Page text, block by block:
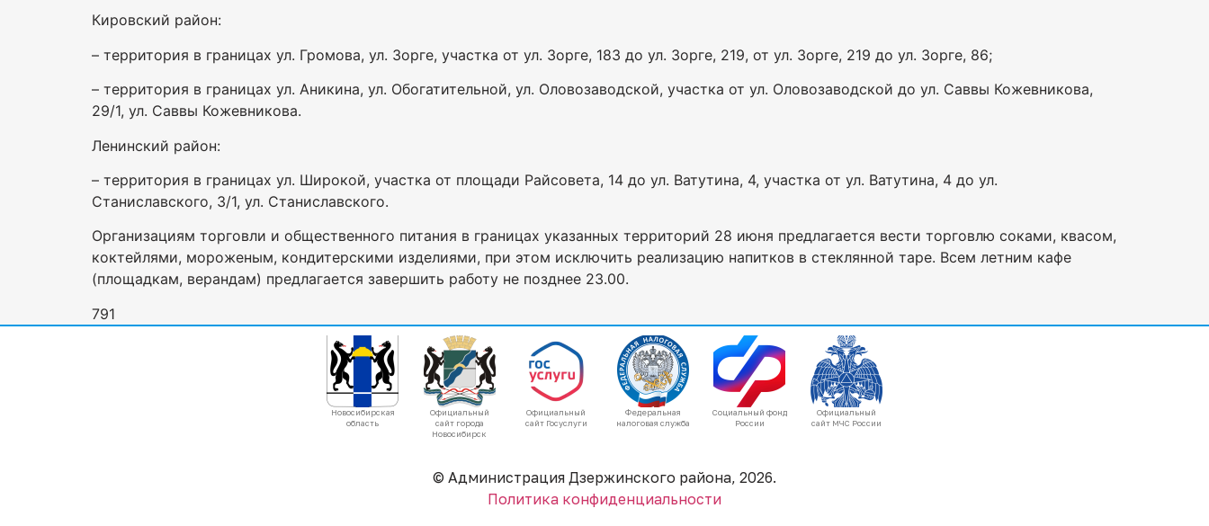
Кировский район:
– территория в границах ул. Громова, ул. Зорге, участка от ул. Зорге, 183 до ул. Зорге, 219, от ул. Зорге, 219 до ул. Зорге, 86;
– территория в границах ул. Аникина, ул. Обогатительной, ул. Оловозаводской, участка от ул. Оловозаводской до ул. Саввы Кожевникова,
29/1, ул. Саввы Кожевникова.
Ленинский район:
– территория в границах ул. Широкой, участка от площади Райсовета, 14 до ул. Ватутина, 4, участка от ул. Ватутина, 4 до ул.
Станиславского, 3/1, ул. Станиславского.
Организациям торговли и общественного питания в границах указанных территорий 28 июня предлагается вести торговлю соками, квасом,
коктейлями, мороженым, кондитерскими изделиями, при этом исключить реализацию напитков в стеклянной таре. Всем летним кафе
(площадкам, верандам) предлагается завершить работу не позднее 23.00.
791
Новосибирская
область
Официальный
сайт города
Новосибирск
Официальный
сайт Госуслуги
Федеральная
налоговая служба
Социальный фонд
России
Официальный
сайт МЧС России
© Администрация Дзержинского района, 2026.
Политика конфиденциальности